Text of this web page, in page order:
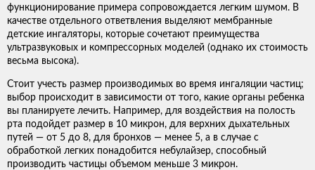
функционирование примера сопровождается легким шумом. В
качестве отдельного ответвления выделяют мембранные
детские ингаляторы, которые сочетают преимущества
ультразвуковых и компрессорных моделей (однако их стоимость
весьма высока).
Стоит учесть размер производимых во время ингаляции частиц;
выбор происходит в зависимости от того, какие органы ребенка
вы планируете лечить. Например, для воздействия на полость
рта подойдет размер в 10 микрон, для верхних дыхательных
путей — от 5 до 8, для бронхов — менее 5, а в случае с
обработкой легких понадобится небулайзер, способный
производить частицы объемом меньше 3 микрон.